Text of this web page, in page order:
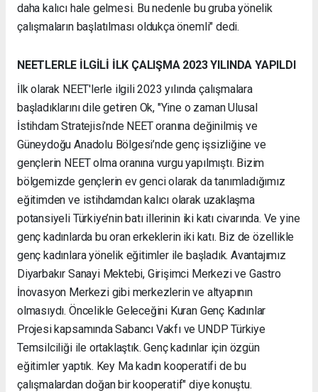
daha kalıcı hale gelmesi. Bu nedenle bu gruba yönelik
çalışmaların başlatılması oldukça önemli" dedi.
NEETLERLE İLGİLİ İLK ÇALIŞMA 2023 YILINDA YAPILDI
İlk olarak NEET'lerle ilgili 2023 yılında çalışmalara
başladıklarını dile getiren Ok, "Yine o zaman Ulusal
İstihdam Stratejisi’nde NEET oranına değinilmiş ve
Güneydoğu Anadolu Bölgesi’nde genç işsizliğine ve
gençlerin NEET olma oranına vurgu yapılmıştı. Bizim
bölgemizde gençlerin ev genci olarak da tanımladığımız
eğitimden ve istihdamdan kalıcı olarak uzaklaşma
potansiyeli Türkiye’nin batı illerinin iki katı civarında. Ve yine
genç kadınlarda bu oran erkeklerin iki katı. Biz de özellikle
genç kadınlara yönelik eğitimler ile başladık. Avantajımız
Diyarbakır Sanayi Mektebi, Girişimci Merkezi ve Gastro
İnovasyon Merkezi gibi merkezlerin ve altyapının
olmasıydı. Öncelikle Geleceğini Kuran Genç Kadınlar
Projesi kapsamında Sabancı Vakfı ve UNDP Türkiye
Temsilciliği ile ortaklaştık. Genç kadınlar için özgün
eğitimler yaptık. Key Ma kadın kooperatifi de bu
çalışmalardan doğan bir kooperatif" diye konuştu.